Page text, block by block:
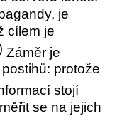
je
cílem je
Záměr je
protože
stojí
se na jejich